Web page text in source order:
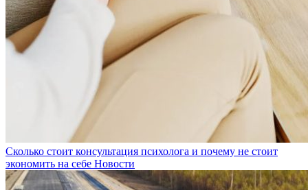
Сколько стоит консультация психолога и почему не стоит
экономить на себе Новости